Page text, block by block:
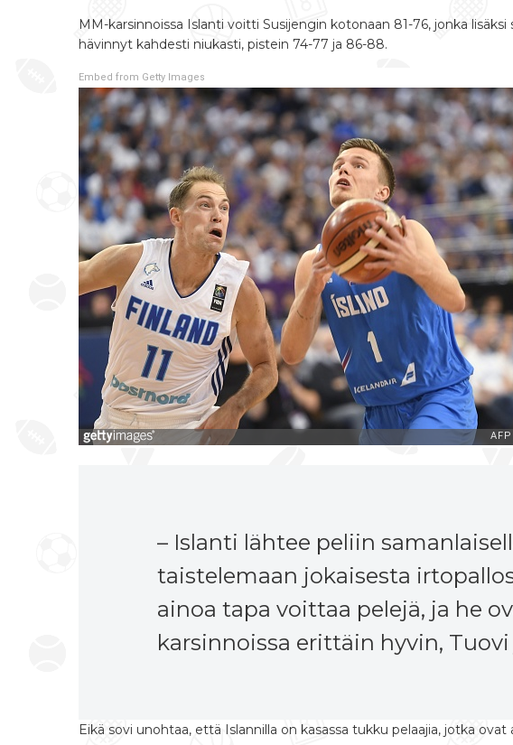
MM-karsinnoissa Islanti voitti Susijengin kotonaan 81-76, jonka
hävinnyt kahdesti niukasti, pistein 74-77 ja 86-88.
Embed from Getty Images
– Islanti lähtee peliin
taistelemaan jokaisesta
ainoa tapa voittaa pelejä, ja he
karsinnoissa erittäin hyvin,
Eikä sovi unohtaa, että Islannilla on kasassa tukku pelaajia, jotka